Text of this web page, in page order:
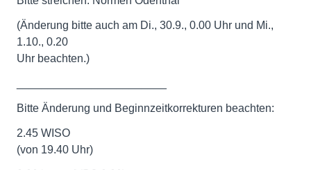
(Änderung bitte auch am Di., 30.9., 0.00 Uhr und Mi.,
1.10., 0.20
Uhr beachten.)
Bitte Änderung und Beginnzeitkorrekturen beachten:
2.45 WISO
(von 19.40 Uhr)